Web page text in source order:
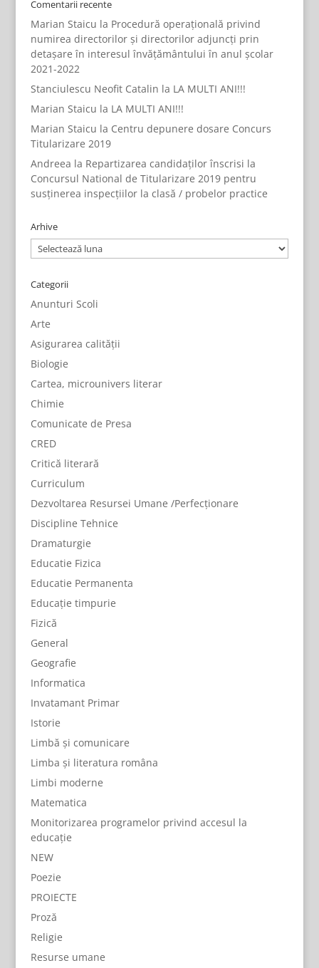
Comentarii recente
Marian Staicu la Procedură operațională privind
numirea directorilor și directorilor adjuncți prin
detașare în interesul învățământului în anul școlar
2021-2022
Stanciulescu Neofit Catalin la LA MULTI ANI!!!
Marian Staicu la LA MULTI ANI!!!
Marian Staicu la Centru depunere dosare Concurs
Titularizare 2019
Andreea la Repartizarea candidaților înscrisi la
Concursul National de Titularizare 2019 pentru
susținerea inspecțiilor la clasă / probelor practice
Arhive
Arhive
Categorii
Anunturi Scoli
Arte
Asigurarea calității
Biologie
Cartea, microunivers literar
Chimie
Comunicate de Presa
CRED
Critică literară
Curriculum
Dezvoltarea Resursei Umane /Perfecționare
Discipline Tehnice
Dramaturgie
Educatie Fizica
Educatie Permanenta
Educație timpurie
Fizică
General
Geografie
Informatica
Invatamant Primar
Istorie
Limbă și comunicare
Limba și literatura româna
Limbi moderne
Matematica
Monitorizarea programelor privind accesul la
educație
NEW
Poezie
PROIECTE
Proză
Religie
Resurse umane